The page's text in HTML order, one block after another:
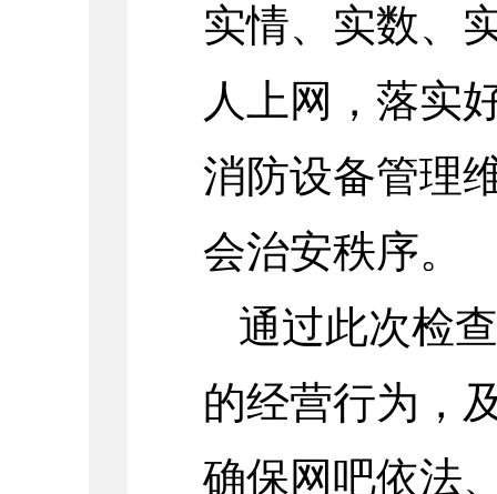
实情、实数、
人上网，落实
消防设备管理
会治安秩序。
通过此次检
的经营行为，
确保网吧依法